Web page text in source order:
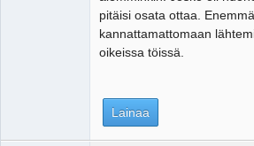
pitäisi osata ottaa.
kannattamattomaan
oikeissa töissä.
Lainaa